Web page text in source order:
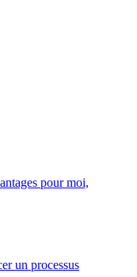
pour moi,
un processus